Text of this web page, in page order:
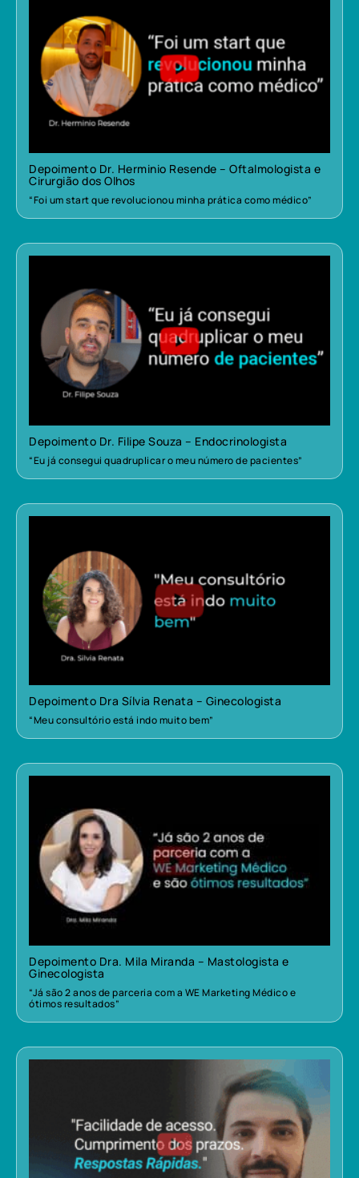
Depoimento Dr. Herminio Resende – Oftalmologista e
Cirurgião dos Olhos
“Foi um start que revolucionou minha prática como médico”
Depoimento Dr. Filipe Souza – Endocrinologista
“Eu já consegui quadruplicar o meu número de pacientes”
Depoimento Dra Sílvia Renata – Ginecologista
“Meu consultório está indo muito bem”
Depoimento Dra. Mila Miranda – Mastologista e
Ginecologista
“Já são 2 anos de parceria com a WE Marketing Médico e
ótimos resultados”